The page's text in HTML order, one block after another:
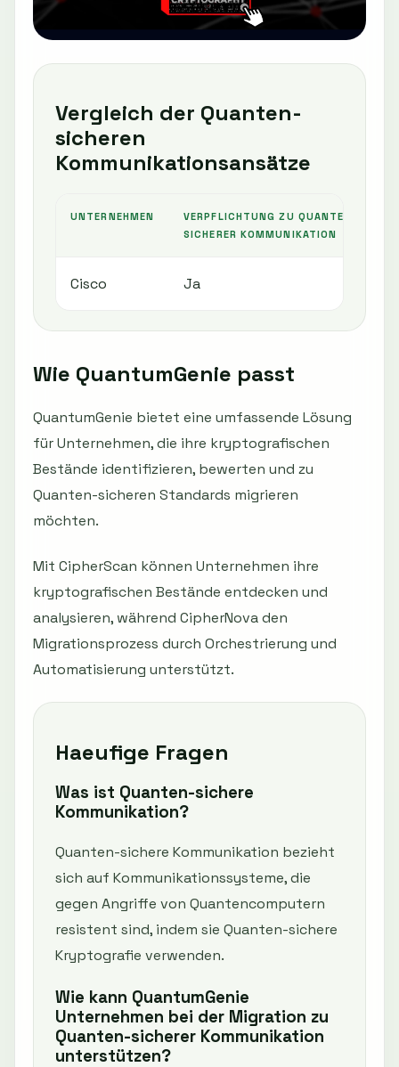
Vergleich der Quanten-
sicheren
Kommunikationsansätze
UNTERNEHMEN
VERPFLICHTUNG ZU QUANTEN-
SICHERER KOMMUNIKATION
Cisco Ja
Wie QuantumGenie passt
QuantumGenie bietet eine umfassende Lösung
für Unternehmen, die ihre kryptografischen
Bestände identifizieren, bewerten und zu
Quanten-sicheren Standards migrieren
möchten.
Mit CipherScan können Unternehmen ihre
kryptografischen Bestände entdecken und
analysieren, während CipherNova den
Migrationsprozess durch Orchestrierung und
Automatisierung unterstützt.
Haeufige Fragen
Was ist Quanten-sichere
Kommunikation?
Quanten-sichere Kommunikation bezieht
sich auf Kommunikationssysteme, die
gegen Angriffe von Quantencomputern
resistent sind, indem sie Quanten-sichere
Kryptografie verwenden.
Wie kann QuantumGenie
Unternehmen bei der Migration zu
Quanten-sicherer Kommunikation
unterstützen?